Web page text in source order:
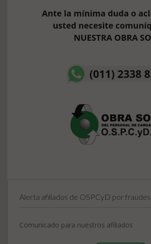
Alerta afiliados de OSPCyD por fraudes
Comunicado para nuestros afiliados